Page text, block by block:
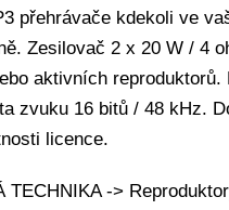
přehrávače kdekoli ve
Zesilovač 2 x 20 W / 4
aktivních
zvuku 16 bitů / 48 kHz.
licence.
TECHNIKA ->